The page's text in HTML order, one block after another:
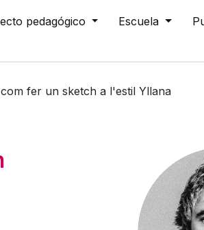
pedagógico Escuela
fer un sketch a l'estil Yllana